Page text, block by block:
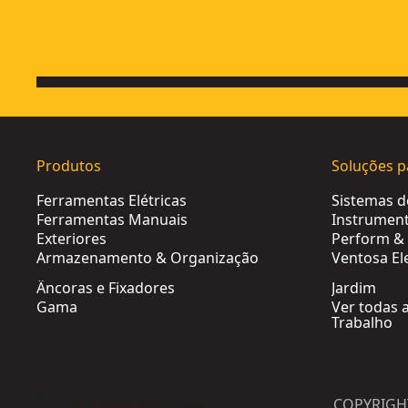
Produtos
Ferramentas Elétricas
Ferramentas Manuais
Exteriores
Armazenamento & Organização
Âncoras e Fixadores
Gama
Soluções
Sistemas
Perform
Ventosa
Jardim
Ver todas
Trabalho